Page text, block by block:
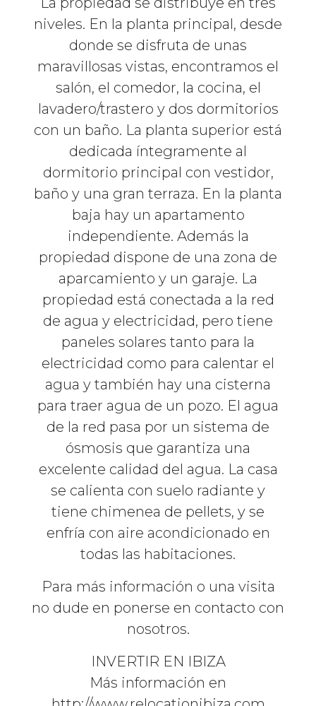
niveles. En la planta principal, desde
donde se disfruta de unas
maravillosas vistas, encontramos el
salón, el comedor, la cocina, el
lavadero/trastero y dos dormitorios
con un baño. La planta superior está
dedicada íntegramente al
dormitorio principal con vestidor,
baño y una gran terraza. En la planta
baja hay un apartamento
independiente. Además la
propiedad dispone de una zona de
aparcamiento y un garaje. La
propiedad está conectada a la red
de agua y electricidad, pero tiene
paneles solares tanto para la
electricidad como para calentar el
agua y también hay una cisterna
para traer agua de un pozo. El agua
de la red pasa por un sistema de
ósmosis que garantiza una
excelente calidad del agua. La casa
se calienta con suelo radiante y
tiene chimenea de pellets, y se
enfría con aire acondicionado en
todas las habitaciones.
Para más información o una visita
no dude en ponerse en contacto con
nosotros.
INVERTIR EN IBIZA
Más información en